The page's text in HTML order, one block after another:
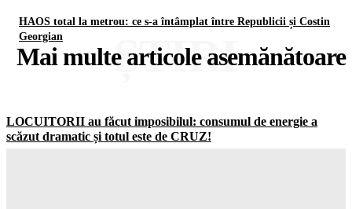
HAOS total la metrou: ce s-a întâmplat între Republicii și Costin
Georgian
Mai multe articole asemănătoare
ȘTIRI
LOCUITORII au făcut imposibilul: consumul de energie a
scăzut dramatic și totul este de CRUZ!